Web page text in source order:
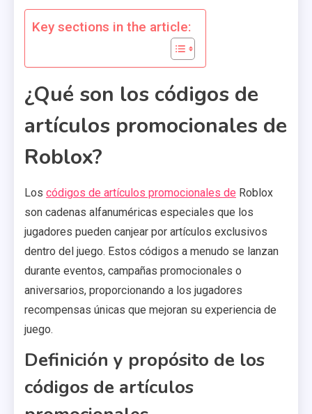
Key sections in the article:
¿Qué son los códigos de
artículos promocionales de
Roblox?
Los códigos de artículos promocionales de Roblox
son cadenas alfanuméricas especiales que los
jugadores pueden canjear por artículos exclusivos
dentro del juego. Estos códigos a menudo se lanzan
durante eventos, campañas promocionales o
aniversarios, proporcionando a los jugadores
recompensas únicas que mejoran su experiencia de
juego.
Definición y propósito de los
códigos de artículos